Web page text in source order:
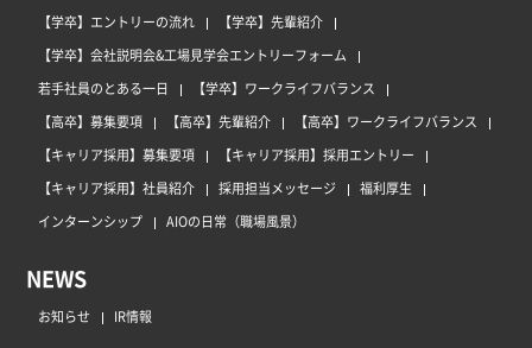
【学卒】エントリーの流れ
【学卒】先輩紹介
【学卒】会社説明会&工場見学会エントリーフォーム
若手社員のとある一日
【学卒】ワークライフバランス
【高卒】募集要項
【高卒】先輩紹介
【高卒】ワークライフバランス
【キャリア採用】募集要項
【キャリア採用】採用エントリー
【キャリア採用】社員紹介
採用担当メッセージ
福利厚生
インターンシップ
AIOの日常（職場風景）
NEWS
お知らせ IR情報